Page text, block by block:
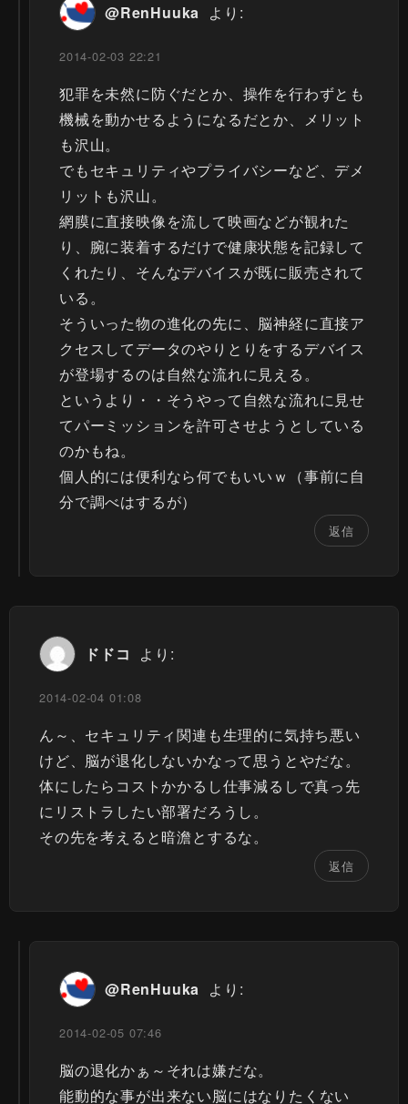
@RenHuuka より:
2014-02-03 22:21
犯罪を未然に防ぐだとか、操作を行わずとも
機械を動かせるようになるだとか、メリット
も沢山。
でもセキュリティやプライバシーなど、デメ
リットも沢山。
網膜に直接映像を流して映画などが観れた
り、腕に装着するだけで健康状態を記録して
くれたり、そんなデバイスが既に販売されて
いる。
そういった物の進化の先に、脳神経に直接ア
クセスしてデータのやりとりをするデバイス
が登場するのは自然な流れに見える。
というより・・そうやって自然な流れに見せ
てパーミッションを許可させようとしている
のかもね。
個人的には便利なら何でもいいｗ（事前に自
分で調べはするが）
返信
ドドコ より:
2014-02-04 01:08
ん～、セキュリティ関連も生理的に気持ち悪い
けど、脳が退化しないかなって思うとやだな。
体にしたらコストかかるし仕事減るしで真っ先
にリストラしたい部署だろうし。
その先を考えると暗澹とするな。
返信
@RenHuuka より:
2014-02-05 07:46
脳の退化かぁ～それは嫌だな。
能動的な事が出来ない脳にはなりたくない